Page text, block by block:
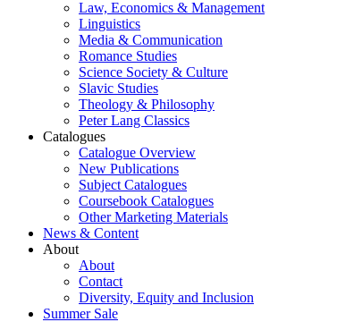
Law, Economics & Management
Linguistics
Media & Communication
Romance Studies
Science Society & Culture
Slavic Studies
Theology & Philosophy
Peter Lang Classics
Catalogues
Catalogue Overview
New Publications
Subject Catalogues
Coursebook Catalogues
Other Marketing Materials
News & Content
About
About
Contact
Diversity, Equity and Inclusion
Summer Sale